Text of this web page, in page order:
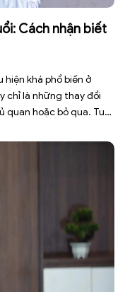
Cách nhận biết
khá phổ biến ở
chỉ là những thay đổi
hoặc bỏ qua. Tuy